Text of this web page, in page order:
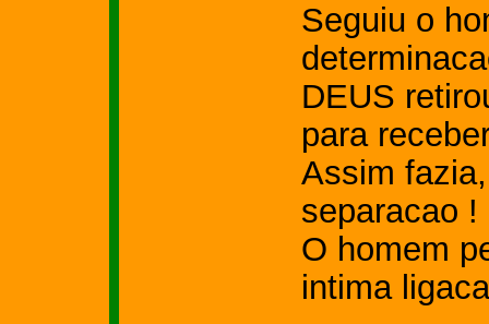
Seguiu o
DEUS
para
Assim
separacao !
O homem
intima